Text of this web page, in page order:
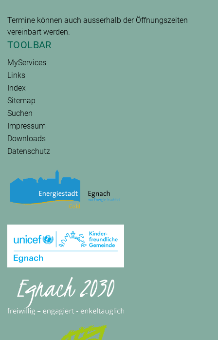
Termine können auch ausserhalb der Öffnungszeiten
vereinbart werden.
TOOLBAR
MyServices
Links
Index
Sitemap
Suchen
Impressum
Downloads
Datenschutz